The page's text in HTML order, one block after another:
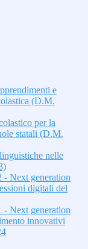
e
(D.M.
per la
statali (D.M.
nelle
- Next generation
digitali del
- Next generation
innovativi